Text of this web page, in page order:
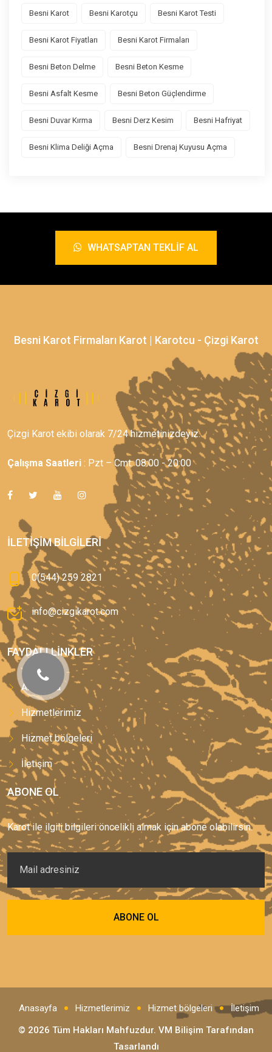
Besni Karot Besni Karotçu Besni Karot Testi
Besni Karot Fiyatları Besni Karot Firmaları
Besni Beton Delme Besni Beton Kesme
Besni Asfalt Kesme Besni Beton Güçlendirme
Besni Duvar Kırma Besni Derz Kesim Besni Hafriyat
Besni Klima Deliği Açma Besni Drenaj Kuyusu Açma
WHATSAPTAN TEKLIF AL
Besni Karot Firmaları Karot | Karotcu - Çizgi Karot
Çizgi Karot ekibi olarak 7/24 hizmetinizdeyiz.
Çalışma Saatleri : Pzt – Cmt: 08:00 - 20:00
İLETIŞIM BILGILERI
0(544) 259 2821
info@cizgikarot.com
FAYDALI LINKLER
Anasayfa
Hizmetlerimiz
Hizmet bölgeleri
İletişim
ABONE OL
Karot ile ilgili bilgileri öncelikli almak için abone olabilirsin.
Anasayfa Hizmetlerimiz Hizmet bölgeleri
İletişim
© 2026 Tüm Hakları Mahfuzdur. VM Bilişim Tarafından
Tasarlandı